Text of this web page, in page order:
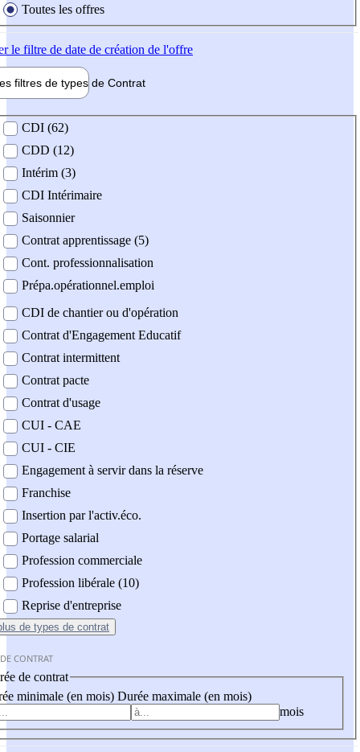
Toutes les offres
le filtre de date de création de l'offre
filtres de types de Contrat
contrat
CDI (62)
CDD (12)
Intérim (3)
CDI Intérimaire
Saisonnier
Contrat apprentissage (5)
Cont. professionnalisation
Prépa.opérationnel.emploi
CDI de chantier ou d'opération
Contrat d'Engagement Educatif
Contrat intermittent
Contrat pacte
Contrat d'usage
CUI - CAE
CUI - CIE
Engagement à servir dans la réserve
Franchise
Insertion par l'activ.éco.
Portage salarial
Profession commerciale
Profession libérale (10)
Reprise d'entreprise
de types de contrat
CONTRAT
de contrat
minimale (en mois) Durée maximale (en mois)
mois